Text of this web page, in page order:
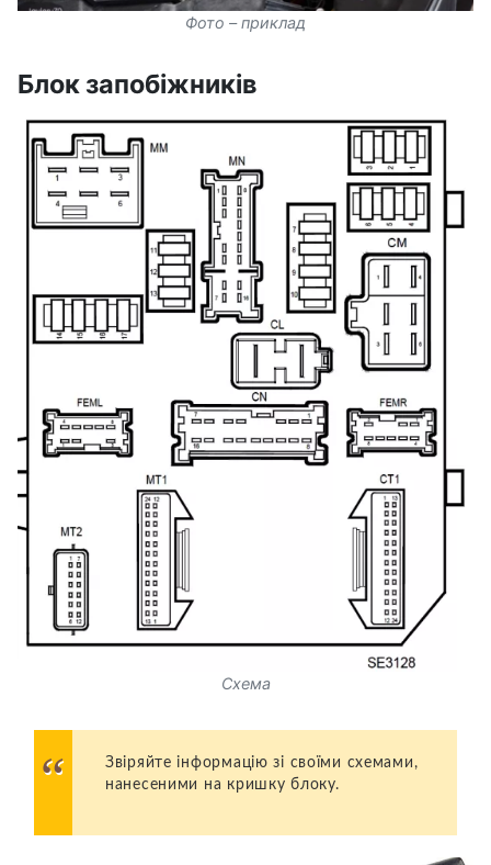
Фото – приклад
Блок запобіжників
Схема
Звіряйте інформацію зі своїми схемами,
нанесеними на кришку блоку.